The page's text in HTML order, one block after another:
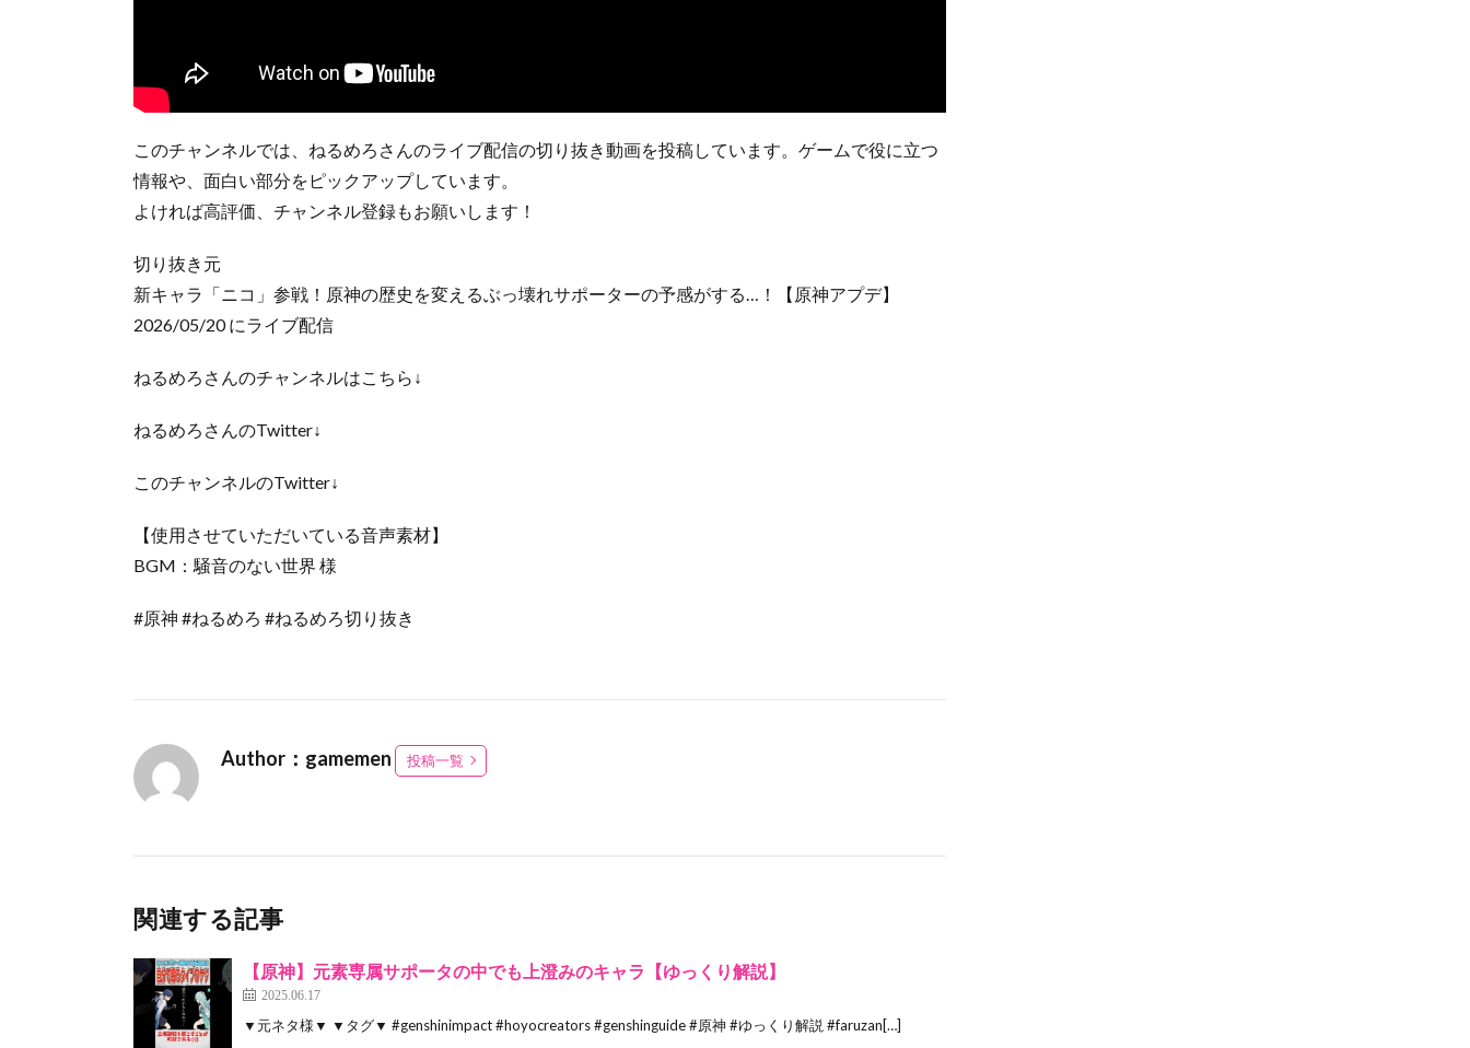
このチャンネルでは、ねるめろさんのライブ配信の切り抜き動画を投稿しています。ゲームで役に立つ
情報や、面白い部分をピックアップしています。
よければ高評価、チャンネル登録もお願いします！
切り抜き元
新キャラ「ニコ」参戦！原神の歴史を変えるぶっ壊れサポーターの予感がする…！【原神アプデ】
2026/05/20 にライブ配信
ねるめろさんのチャンネルはこちら↓
ねるめろさんのTwitter↓
このチャンネルのTwitter↓
【使用させていただいている音声素材】
BGM：騒音のない世界 様
#原神 #ねるめろ #ねるめろ切り抜き
Author：gamemen 投稿一覧
関連する記事
【原神】元素専属サポータの中でも上澄みのキャラ【ゆっくり解説】
2025.06.17
▼元ネタ様▼ ▼タグ▼ #genshinimpact #hoyocreators #genshinguide #原神 #ゆっくり解説 #faruzan[…]